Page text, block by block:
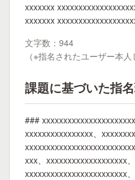
xxxxxxx
xxxxxxx
文字数：944
（※指名されたユーザー本
課題に基づいた指
###
xxxxxxxxxxxxxxxx、xxxxxxxx
xxx、xxxxxxxxxxxxxxxxxxx
xxxxxxxxxxxxxxxxxxxxxxxx、